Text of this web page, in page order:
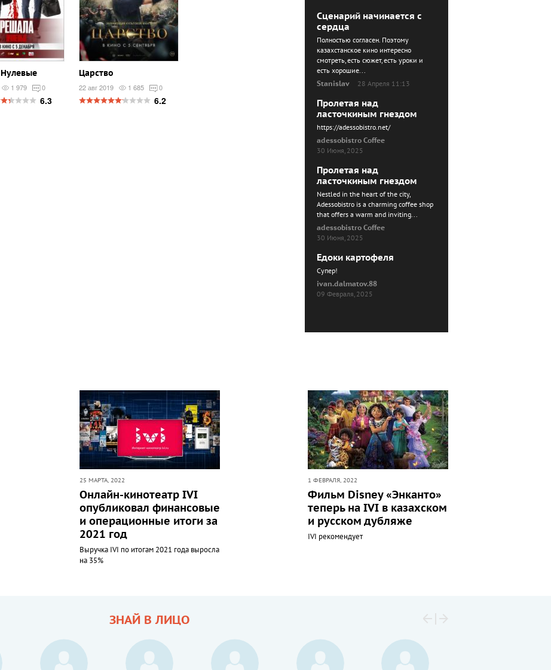
1 979 0
6.3
Царство
22 авг 2019 1 685 0
6.2
Сценарий начинается с
сердца
Полностью согласен. Поэтому
казахстанское кино интересно
смотреть, есть сюжет, есть уроки и
есть хорошие...
Stanislav
28 Апреля 11:13
Пролетая над
ласточкиным гнездом
https://adessobistro.net/
adessobistro Coffee
30 Июня, 2025
Пролетая над
ласточкиным гнездом
Nestled in the heart of the city,
Adessobistro is a charming coffee shop
that offers a warm and inviting...
adessobistro Coffee
30 Июня, 2025
Едоки картофеля
Cупер!
ivan.dalmatov.88
09 Февраля, 2025
25 МАРТА, 2022
Онлайн-кинотеатр IVI
опубликовал финансовые
и операционные итоги за
2021 год
Выручка IVI по итогам 2021 года выросла
на 35%
1 ФЕВРАЛЯ, 2022
Фильм Disney «Энканто»
теперь на IVI в казахском
и русском дубляже
IVI рекомендует
ЗНАЙ В ЛИЦО